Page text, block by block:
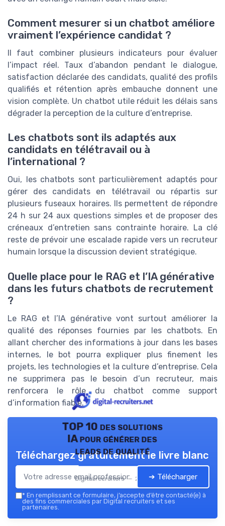
Comment mesurer si un chatbot améliore
vraiment l’expérience candidat ?
Il faut combiner plusieurs indicateurs pour évaluer
l’impact réel. Taux d’abandon pendant le dialogue,
satisfaction déclarée des candidats, qualité des profils
qualifiés et rétention après embauche donnent une
vision complète. Un chatbot utile réduit les délais sans
dégrader la perception de la culture d’entreprise.
Les chatbots sont ils adaptés aux
candidats en télétravail ou à
l’international ?
Oui, les chatbots sont particulièrement adaptés pour
gérer des candidats en télétravail ou répartis sur
plusieurs fuseaux horaires. Ils permettent de répondre
24 h sur 24 aux questions simples et de proposer des
créneaux d’entretien sans contrainte horaire. La clé
reste de prévoir une escalade rapide vers un recruteur
humain lorsque la discussion devient stratégique.
Quelle place pour le RAG et l’IA générative
dans les futurs chatbots de recrutement
?
Le RAG et l’IA générative vont surtout améliorer la
qualité des réponses fournies par les chatbots. En
allant chercher des informations à jour dans les bases
internes, le bot pourra expliquer plus finement les
projets, les technologies et la culture d’entreprise. Cela
ne supprimera pas le besoin d’un recruteur, mais
renforcera le rôle du chatbot comme support
d’information fiable.
TOP 10 des solutions
IA pour générer des
leads de qualité
Digital recruiters — 2026
Téléchargez gratuitement le livre blanc
➔ Télécharger
* En remplissant ce formulaire, j’accepte d’être contacté(e) à
des fins commerciales par Digital recruiters et ses
partenaires.